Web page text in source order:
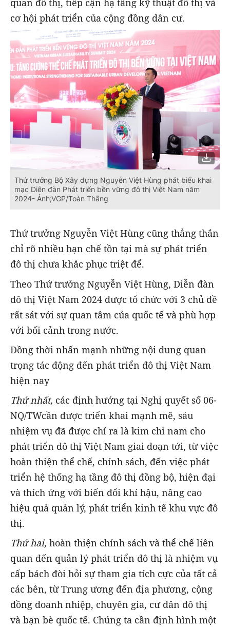
quan đô thị, tiếp cận hạ tầng kỹ thuật đô thị và
cơ hội phát triển của cộng đồng dân cư.
Thứ trưởng Bộ Xây dựng Nguyễn Việt Hùng phát biểu khai
mạc Diễn đàn Phát triển bền vững đô thị Việt Nam năm
2024- Ảnh;VGP/Toàn Thắng
Thứ trưởng Nguyễn Việt Hùng cũng thẳng thắn
chỉ rõ nhiều hạn chế tồn tại mà sự phát triển
đô thị chưa khắc phục triệt để.
Theo Thứ trưởng Nguyễn Việt Hùng, Diễn đàn
đô thị Việt Nam 2024 được tổ chức với 3 chủ đề
rất sát với sự quan tâm của quốc tế và phù hợp
với bối cảnh trong nước.
Đồng thời nhấn mạnh những nội dung quan
trọng tác động đến phát triển đô thị Việt Nam
hiện nay
Thứ nhất, các định hướng tại Nghị quyết số 06-
NQ/TWcần được triển khai mạnh mẽ, sáu
nhiệm vụ đã được chỉ ra là kim chỉ nam cho
phát triển đô thị Việt Nam giai đoạn tới, từ việc
hoàn thiện thể chế, chính sách, đến việc phát
triển hệ thống hạ tầng đô thị đồng bộ, hiện đại
và thích ứng với biến đổi khí hậu, nâng cao
hiệu quả quản lý, phát triển kinh tế khu vực đô
thị.
Thứ hai, hoàn thiện chính sách và thể chế liên
quan đến quản lý phát triển đô thị là nhiệm vụ
cấp bách đòi hỏi sự tham gia tích cực của tất cả
các bên, từ Trung ương đến địa phương, cộng
đồng doanh nhiệp, chuyên gia, cư dân đô thị
và bạn bè quốc tế. Chúng ta cần định hình một